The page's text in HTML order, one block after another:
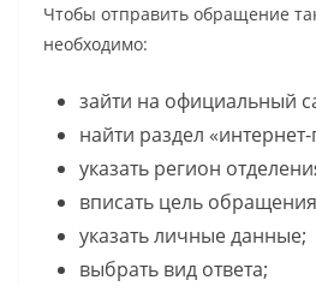
Чтобы отправить обращение
необходимо:
зайти на официальный
найти раздел
указать регион
вписать цель
указать личные данные;
выбрать вид ответа;